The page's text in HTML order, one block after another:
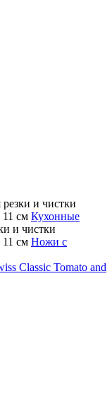
и чистки
11 см Кухонные
и чистки
11 см Ножи с